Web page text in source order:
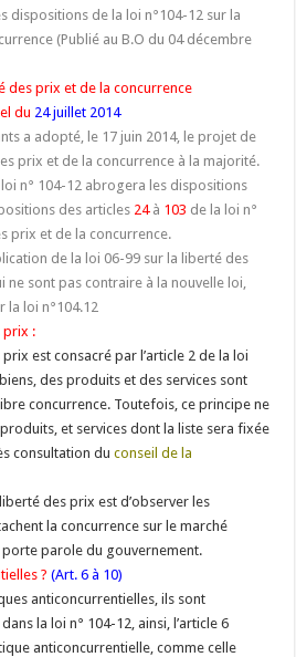
dispositions de la loi n°104-12 sur la
(Publié au B.O du 04 décembre
des prix et de la concurrence
du 24 juillet 2014
a adopté, le 17 juin 2014, le projet de
prix et de la concurrence à la majorité.
n° 104-12 abrogera les dispositions
des articles 24à 103 de la loi n°
prix et de la concurrence.
de la loi 06-99 sur la liberté des
ne sont pas contraire à la nouvelle loi,
la loi n°104.12
prix :
est consacré par l’article 2 de la loi
des produits et des services sont
concurrence. Toutefois, ce principe ne
et services dont la liste sera fixée
consultation du conseil de la
des prix est d’observer les
la concurrence sur le marché
porte parole du gouvernement.
? (Art. 6 à 10)
anticoncurrentielles, ils sont
la loi n° 104-12, ainsi, l’article 6
anticoncurrentielle, comme celle